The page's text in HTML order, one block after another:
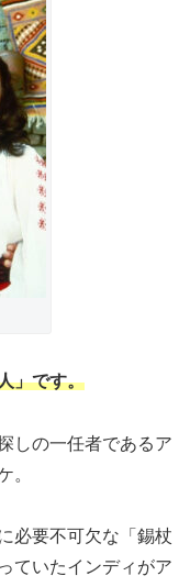
」です。
しの一任者であるア
。
必要不可欠な「錫杖
ていたインディがア